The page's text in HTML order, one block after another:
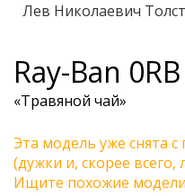
Лев Николаевич
Ray-Ban
«Травяной чай»
Эта модель уже снята
(дужки и, скорее
Ищите похожие